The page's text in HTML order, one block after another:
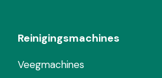
Reinigingsmachines
Veegmachines